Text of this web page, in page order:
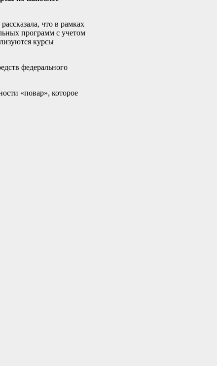
что в рамках
программ с учетом
курсы
федерального
«повар», которое